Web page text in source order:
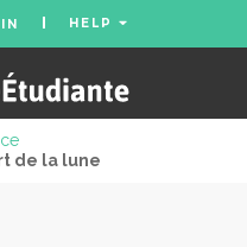
HELP
de la lune